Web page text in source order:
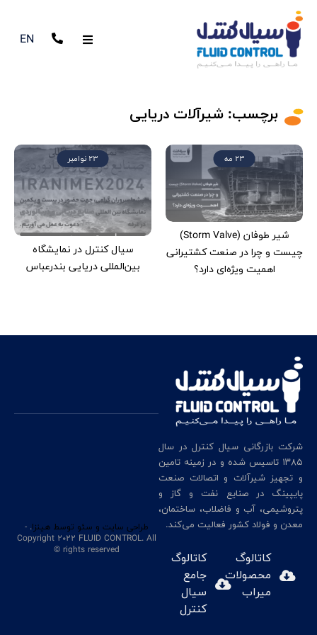
EN
برچسب: شیرآلات دریایی
23 مه
شیر طوفان (Storm Valve)
چیست و چرا در صنعت کشتیرانی
اهمیت ویژه‌ای دارد؟
23 نوامبر
سیال کنترل در نمایشگاه
بین‌المللی دریایی بندرعباس
شرکت بازرگانی سیال کنترل در سال
۱۳۸۵ تاسیس شده و در زمینه تامین
و تجهیز شیرآلات و اتصالات صنعت
پایپینگ در صنایع نفت و گاز و
پتروشیمی، آب و فاضلاب، ساختمان،
معدن و فولاد کشور فعالیت می‌کند.
کاتالوگ
محصولات
میراب
کاتالوگ
جامع
سیال
کنترل
طراحی سایت و سئو توسط هینزا. -
Copyright 2022 FLUID CONTROL. All
rights reserved ©